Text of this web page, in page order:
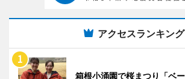
アクセスランキング
箱根小涌園で桜まつり「ベ